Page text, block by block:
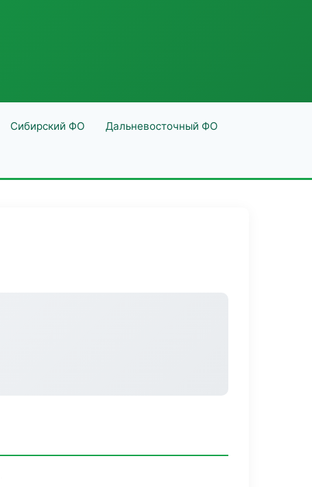
Сибирский ФО Дальневосточный ФО